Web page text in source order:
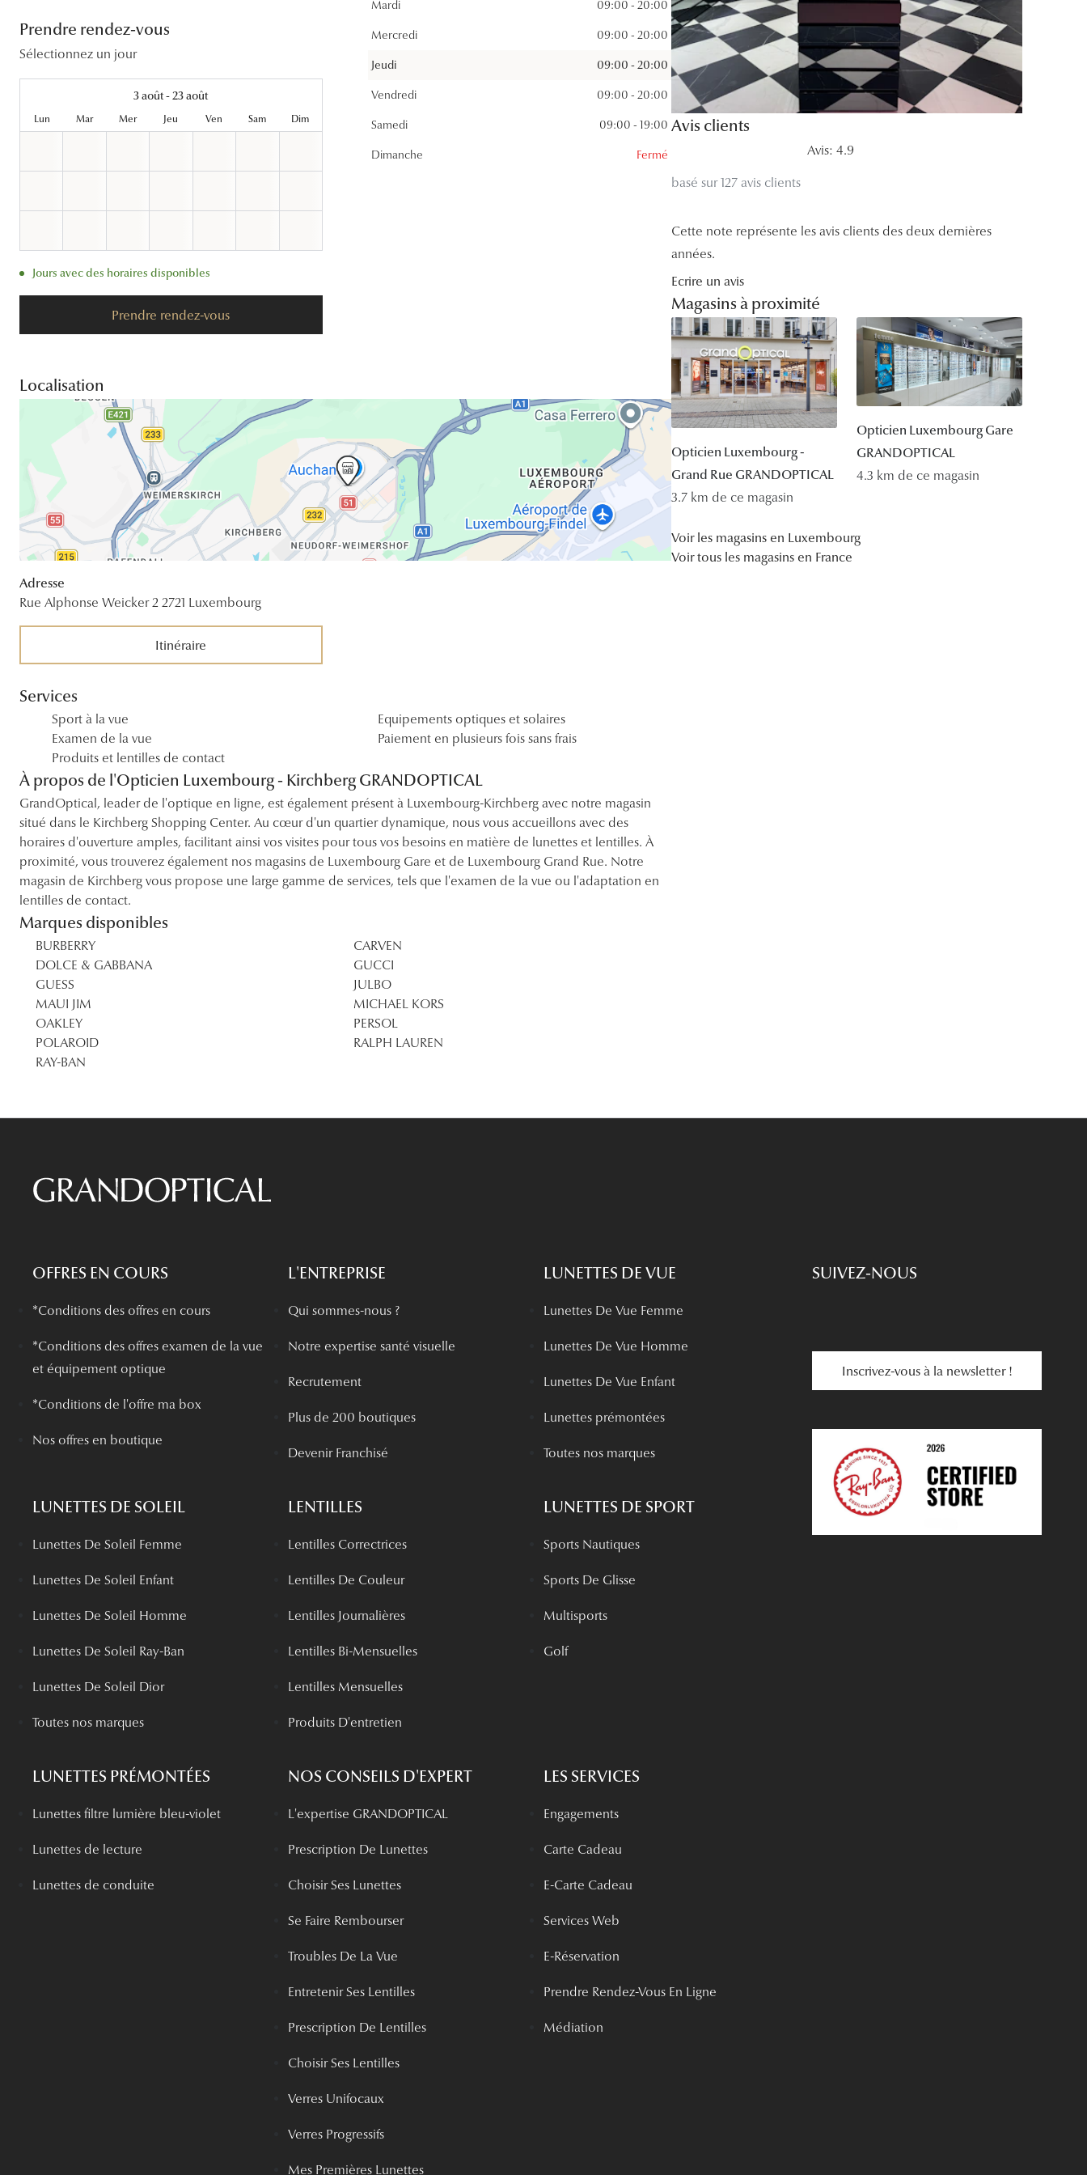
Lunettes de vue femme
Lunettes de vue homme
Accessoires audition
Tous nos accessoires
Lunettes de soleil femme
Lunettes de soleil homme
Lunettes de soleil enfant
Lentilles toriques
Lentilles progressives
Les troubles visuels
Découvrir tous nos conseils
Prendre rendez-vous
Sélectionnez un jour
3 août - 23 août
Lun Mar Mer Jeu Ven Sam Dim
Jours avec des horaires disponibles
Prendre rendez-vous
Mardi 09:00 - 20:00
Mercredi 09:00 - 20:00
Jeudi 09:00 - 20:00
Vendredi 09:00 - 20:00
Samedi 09:00 - 19:00
Dimanche Fermé
Localisation
Adresse
Rue Alphonse Weicker 2 2721 Luxembourg
Itinéraire
Services
Sport à la vue
Equipements optiques et solaires
Examen de la vue
Paiement en plusieurs fois sans frais
Produits et lentilles de contact
À propos de l'Opticien Luxembourg - Kirchberg GRANDOPTICAL
GrandOptical, leader de l'optique en ligne, est également présent à Luxembourg-Kirchberg avec notre magasin
situé dans le Kirchberg Shopping Center. Au cœur d'un quartier dynamique, nous vous accueillons avec des
horaires d'ouverture amples, facilitant ainsi vos visites pour tous vos besoins en matière de lunettes et lentilles. À
proximité, vous trouverez également nos magasins de Luxembourg Gare et de Luxembourg Grand Rue. Notre
magasin de Kirchberg vous propose une large gamme de services, tels que l'examen de la vue ou l'adaptation en
lentilles de contact.
Marques disponibles
BURBERRY
CARVEN
DOLCE & GABBANA
GUCCI
GUESS
JULBO
MAUI JIM
MICHAEL KORS
OAKLEY
PERSOL
POLAROID
RALPH LAUREN
RAY-BAN
Avis clients
Avis: 4.9
basé sur 127 avis clients
Cette note représente les avis clients des deux dernières
années.
Ecrire un avis
Magasins à proximité
Opticien Luxembourg -
Grand Rue GRANDOPTICAL
3.7 km de ce magasin
Opticien Luxembourg Gare
GRANDOPTICAL
4.3 km de ce magasin
Voir les magasins en Luxembourg
Voir tous les magasins en France
OFFRES EN COURS
*Conditions des offres en cours
*Conditions des offres examen de la vue
et équipement optique
*Conditions de l'offre ma box
Nos offres en boutique
L'ENTREPRISE
Qui sommes-nous ?
Notre expertise santé visuelle
Recrutement
Plus de 200 boutiques
Devenir Franchisé
LUNETTES DE VUE
Lunettes De Vue Femme
Lunettes De Vue Homme
Lunettes De Vue Enfant
Lunettes prémontées
Toutes nos marques
LUNETTES DE SOLEIL
Lunettes De Soleil Femme
Lunettes De Soleil Enfant
Lunettes De Soleil Homme
Lunettes De Soleil Ray-Ban
Lunettes De Soleil Dior
Toutes nos marques
LENTILLES
Lentilles Correctrices
Lentilles De Couleur
Lentilles Journalières
Lentilles Bi-Mensuelles
Lentilles Mensuelles
Produits D'entretien
LUNETTES DE SPORT
Sports Nautiques
Sports De Glisse
Multisports
Golf
LUNETTES PRÉMONTÉES
Lunettes filtre lumière bleu-violet
Lunettes de lecture
Lunettes de conduite
NOS CONSEILS D'EXPERT
L'expertise GRANDOPTICAL
Prescription De Lunettes
Choisir Ses Lunettes
Se Faire Rembourser
Troubles De La Vue
Entretenir Ses Lentilles
Prescription De Lentilles
Choisir Ses Lentilles
Verres Unifocaux
Verres Progressifs
Mes Premières Lunettes
LES SERVICES
Engagements
Carte Cadeau
E-Carte Cadeau
Services Web
E-Réservation
Prendre Rendez-Vous En Ligne
Médiation
SUIVEZ-NOUS
Inscrivez-vous à la newsletter !